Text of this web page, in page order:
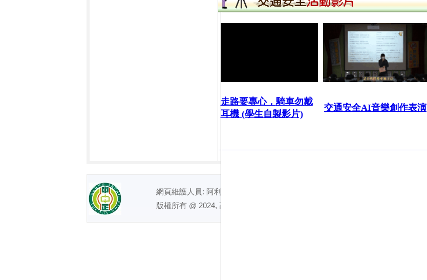
走路要專心，騎車勿戴
耳機 (學生自製影片)
交通安全AI音樂創作表演
網頁維護人員: 阿利｜ 電話 : (07)7491992
版權所有 @ 2024, 高雄市立中正高級中學. All right reserved.